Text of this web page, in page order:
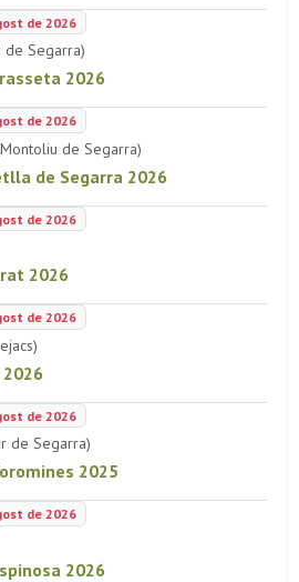
de 2026
de Segarra)
2026
de 2026
de Segarra)
de Segarra 2026
de 2026
2026
de 2026
de 2026
de Segarra)
2025
de 2026
2026